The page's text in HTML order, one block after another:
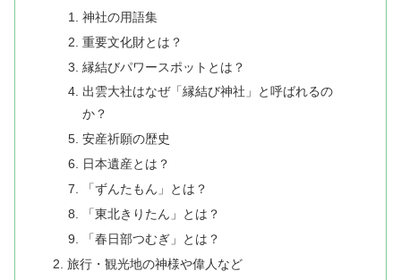
神社の用語集
重要文化財とは？
縁結びパワースポットとは？
出雲大社はなぜ「縁結び神社」と呼ばれるの
か？
安産祈願の歴史
日本遺産とは？
「ずんたもん」とは？
「東北きりたん」とは？
「春日部つむぎ」とは？
旅行・観光地の神様や偉人など